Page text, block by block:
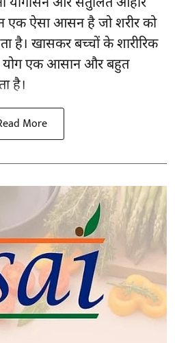
एक ऐसा आसन है जो शरीर को
है। खासकर बच्चों के शारीरिक
एक आसान और बहुत
है।
More